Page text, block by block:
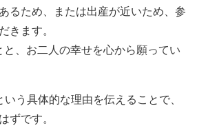
るため、または出産が近いため、参
きます。
、お二人の幸せを心から願ってい
う具体的な理由を伝えることで、
ずです。